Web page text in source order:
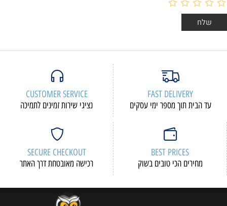
FAST DELIVERY
עד הבית תוך מספר ימי עסקים
CUSTOMER SERVICE
נציגי שירות זמינים לתמיכה
BEST PRICES
מחירים הכי טובים בשוק
SECURE CHECKOUT
רכישה מאובטחת דרך האתר